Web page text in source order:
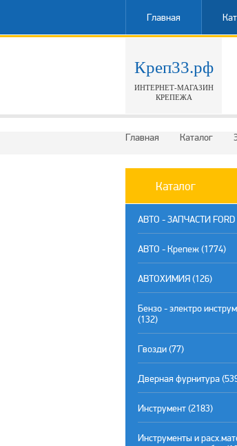
Главная
Креп33.рф
ИНТЕРНЕТ-МАГАЗИН
КРЕПЕЖА
Главная Каталог
Каталог
АВТО - ЗАПЧАСТИ FORD
АВТО - Крепеж (1774)
АВТОХИМИЯ (126)
Бензо - электро
(132)
Гвозди (77)
Дверная фурнитура
Инструмент (2183)
Инструменты и